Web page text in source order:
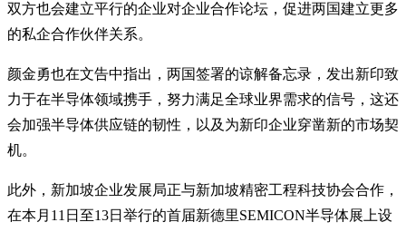
双方也会建立平行的企业对企业合作论坛，促进两国建立更多
的私企合作伙伴关系。
颜金勇也在文告中指出，两国签署的谅解备忘录，发出新印致
力于在半导体领域携手，努力满足全球业界需求的信号，这还
会加强半导体供应链的韧性，以及为新印企业穿凿新的市场契
机。
此外，新加坡企业发展局正与新加坡精密工程科技协会合作，
在本月11日至13日举行的首届新德里SEMICON半导体展上设